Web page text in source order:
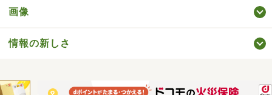
画像
情報の新しさ